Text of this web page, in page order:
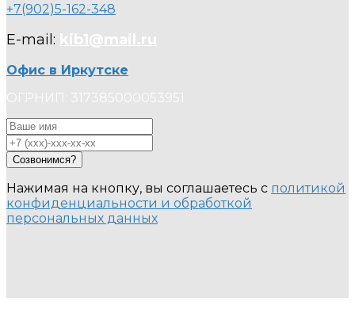
+7(902)5-162-348
E-mail: kib1@mail.ru
Офис в Иркутске
ОГРНИП: 317385000053951
Созвонимся?
Нажимая на кнопку, вы соглашаетесь с политикой
конфиденциальности и обработкой
персональных данных